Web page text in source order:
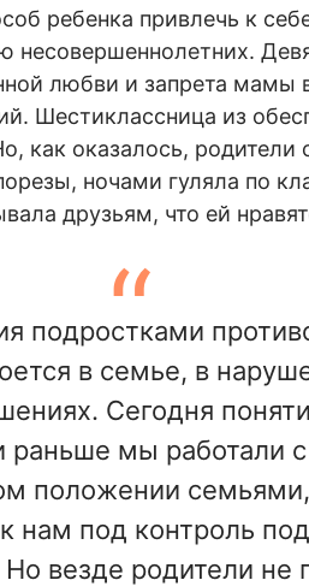
ребенка привлечь к
несовершеннолетних.
любви и запрета мамы
Шестиклассница из
как оказалось, родители
ночами гуляла по
друзьям, что ей
подростками
в семье, в
Сегодня
раньше мы работали
положении
нам под контроль
везде родители не